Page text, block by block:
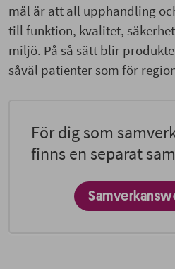
mål är att all upphandling
till funktion, kvalitet,
miljö. På så sätt blir
såväl patienter som för
För dig som
finns en separat